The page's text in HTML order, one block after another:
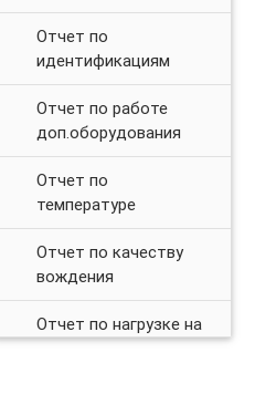
Отчет по
идентификациям
Отчет по работе
доп.оборудования
Отчет по
температуре
Отчет по качеству
вождения
Отчет по нагрузке на
ось